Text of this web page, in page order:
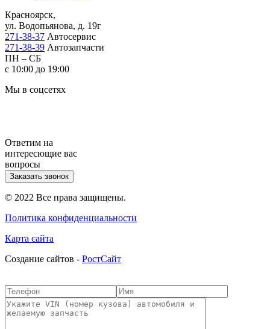
Красноярск,
ул. Водопьянова, д. 19г
271-38-37 Автосервис
271-38-39 Автозапчасти
ПН – СБ
с 10:00 до 19:00
Мы в соцсетях
Ответим на
интересющие вас
вопросы
Заказать звонок
© 2022 Все права защищены.
Политика конфиденциальности
Карта сайта
Cоздание сайтов - РостСайт